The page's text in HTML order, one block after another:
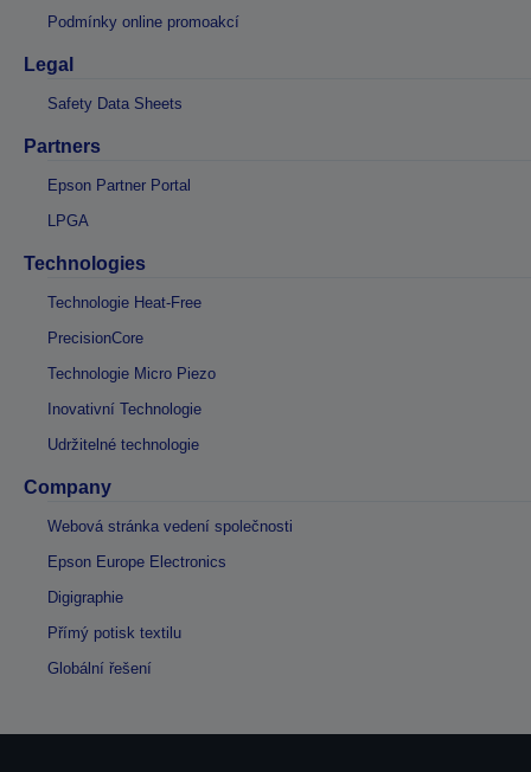
Podmínky online promoakcí
Legal
Safety Data Sheets
Partners
Epson Partner Portal
LPGA
Technologies
Technologie Heat-Free
PrecisionCore
Technologie Micro Piezo
Inovativní Technologie
Udržitelné technologie
Company
Webová stránka vedení společnosti
Epson Europe Electronics
Digigraphie
Přímý potisk textilu
Globální řešení